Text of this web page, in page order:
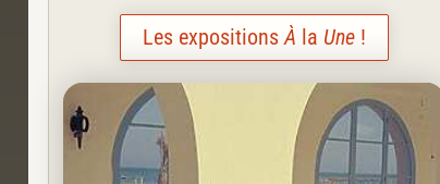
Les expositionsÀ la Une !